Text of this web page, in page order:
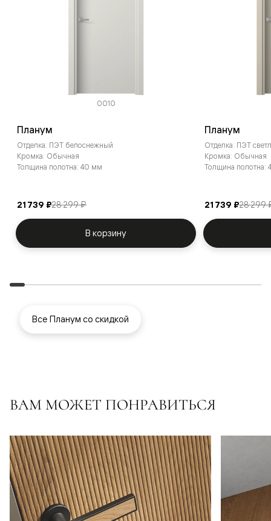
0010
Планум
Отделка: ПЭТ белоснежный
Кромка: Обычная
Толщина полотна: 40 мм
21 739 ₽28 299 ₽
В корзину
Планум
Отделка: ПЭТ
Кромка: Обычная
Толщина полотна:
21 739 ₽28 299
Все Планум со скидкой
ВАМ МОЖЕТ ПОНРАВИТЬСЯ